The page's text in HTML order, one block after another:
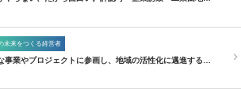
未来をつくる経営者
事業やプロジェクトに参画し、地域の活性化に邁進する…